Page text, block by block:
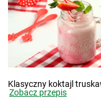
Klasyczny koktajl
Zobacz przepis